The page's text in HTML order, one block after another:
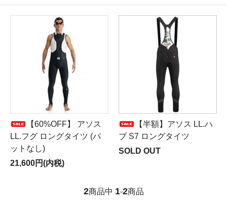
【60%OFF】 アソス
LL.フグ ロングタイツ (パ
ットなし)
21,600円(内税)
【半額】アソス LL.ハ
ブ S7 ロングタイツ
SOLD OUT
2商品中 1-2商品